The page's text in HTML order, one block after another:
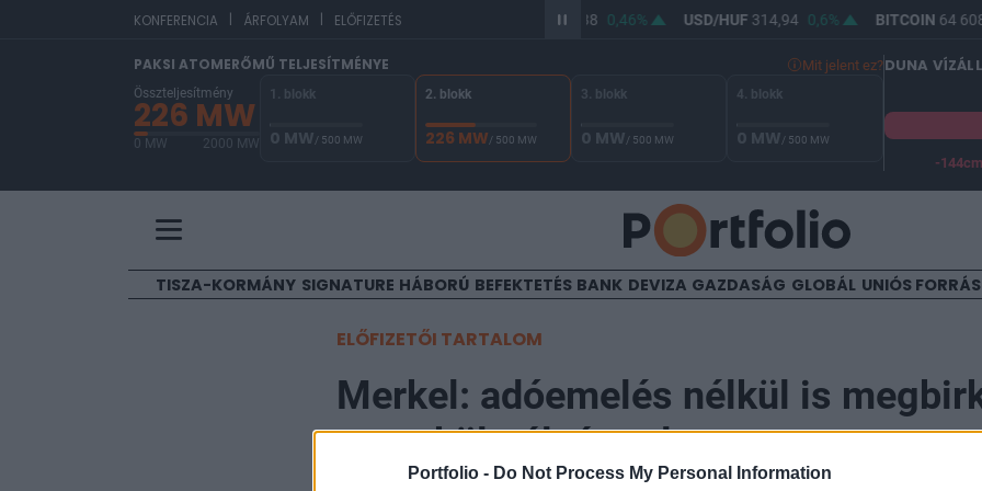
Portfolio - Do Not Process My Personal Information
KONFERENCIA | ÁRFOLYAM | ELŐFIZETÉS 363,38 0,46% USD/HUF314,94 0,6% BITCOIN 64
PAKSI ATOMERŐMŰ TELJESÍTMÉNYE Mit jelent ez?
Összteljesítmény
226 MW
0 MW 2000 MW
1. blokk
0 MW/ 500 MW
2. blokk
226 MW/ 500 MW
3. blokk
0 MW/ 500 MW
4. blokk
0 MW/ 500 MW
DUNA
-144cm
TISZA-KORMÁNY SIGNATURE HÁBORÚ BEFEKTETÉS BANK DEVIZA GAZDASÁG GLOBÁL UNIÓS
ELŐFIZETŐI TARTALOM
Merkel: adóemelés nélkül is
menekültválsággal